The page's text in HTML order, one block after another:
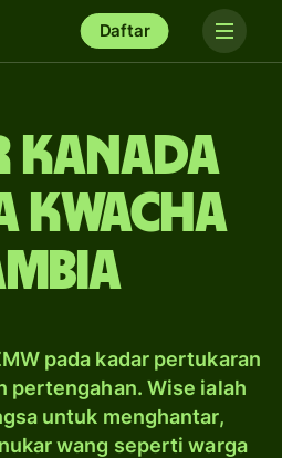
Daftar
kwacha
pada kadar pertukaran
pertengahan. Wise ialah
untuk menghantar,
wang seperti warga